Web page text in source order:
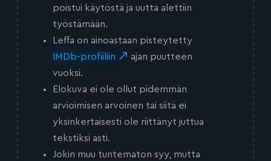
poistui käytöstä ja uutta alettiin
työstämään.
Leffa on ainoastaan pisteytetty
IMDb-profiiliin
ajan puutteen
vuoksi.
Elokuva ei ole ollut pidemmän
arvioimisen arvoinen tai siitä ei
yksinkertaisesti ole riittänyt juttua
tekstiksi asti.
Jokin muu tuntematon syy, mutta